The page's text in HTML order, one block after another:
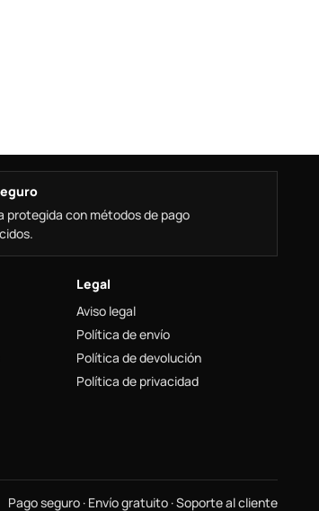
protegida con métodos de pago
Legal
Aviso legal
Política de envío
Política de devolución
Política de privacidad
Pago seguro · Envío gratuito · Soporte al cliente